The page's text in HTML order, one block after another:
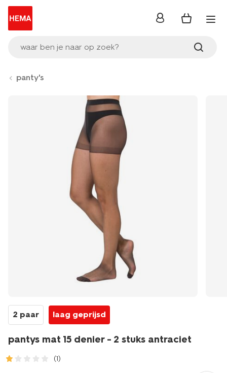
waar ben je naar op zoek?
inloggen
panty's
2 paar laag geprijsd
pantys mat 15 denier - 2 stuks antraciet
(1)